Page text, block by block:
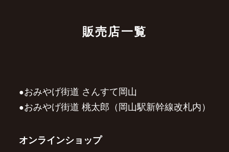
販売店一覧
おみやげ街道 さんすて岡山
おみやげ街道 桃太郎（岡山駅新幹線改札内）
オンラインショップ